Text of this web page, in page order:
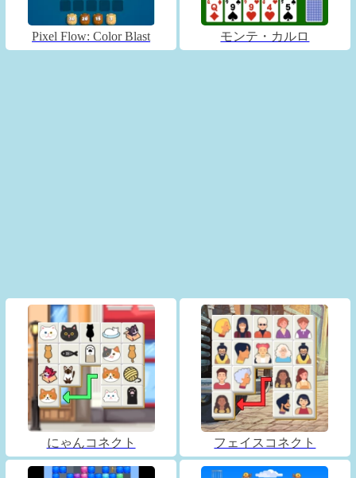
Pixel Flow: Color Blast モンテ・カルロ
にゃんコネクト フェイスコネクト